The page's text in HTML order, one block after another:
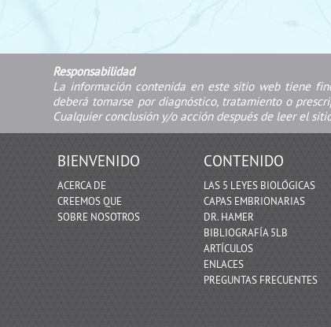
Responsabilidad
La información contenida en este sitio web tiene
deberá tomarse por diagnóstico, tratamiento o
Cualquier conclusión y/o acción después de leer el
BIENVENIDO
ACERCA DE
CREEMOS QUE
SOBRE NOSOTROS
CONTENIDO
LAS 5 LEYES BIOLÓGICAS
CAPAS EMBRIONARIAS
DR. HAMER
BIBLIOGRAFÍA 5LB
ARTÍCULOS
ENLACES
PREGUNTAS FRECUENTES